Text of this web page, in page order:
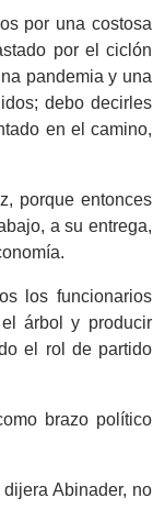
por una costosa
por el ciclón
pandemia y una
debo decirles
en el camino,
porque entonces
a su entrega,
los funcionarios
árbol y producir
el rol de partido
brazo político
Abinader, no